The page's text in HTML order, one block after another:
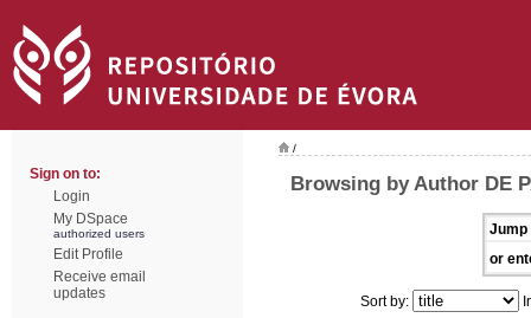
Sign on to:
Login
My DSpace
authorized users
Edit Profile
Receive email
updates
/
Browsing by Author DE
Jump
or
Sort by: